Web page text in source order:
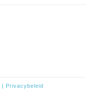
| Privacybeleid